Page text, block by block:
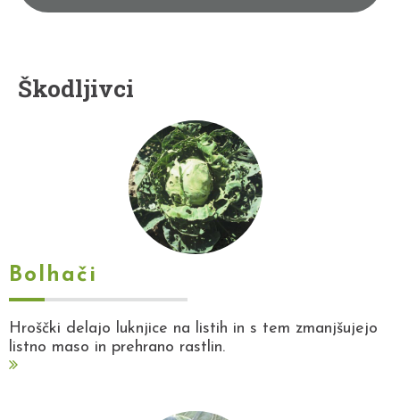
Škodljivci
Bolhači
Hroščki delajo luknjice na listih in s tem zmanjšujejo
listno maso in prehrano rastlin.